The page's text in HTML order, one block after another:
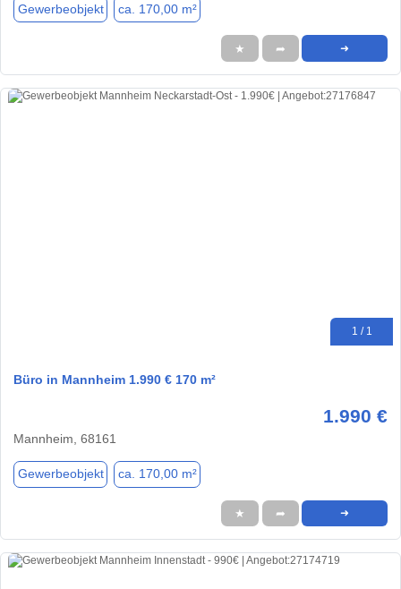
Gewerbeobjekt ca. 170,00 m²
★ ➦ ➜
1 / 1
Büro in Mannheim 1.990 € 170 m²
1.990 €
Mannheim, 68161
Gewerbeobjekt ca. 170,00 m²
★ ➦ ➜